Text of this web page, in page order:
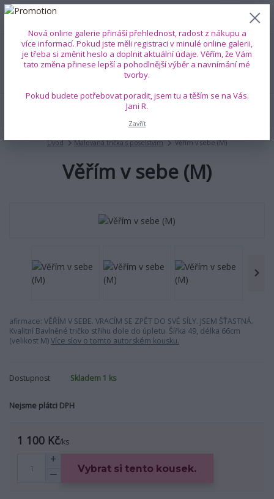
Menu
+420 739 353 708 0 ks
0 Kč
Úvod Malovaná trička s poselstvím Věřím v sebe (M)
Věřím v sebe (M)
afirmace: VĚŘÍM V SEBE. VRACÍM SE ZPĚT DO SVÉ SÍLY. JSEM ŠŤASTNÁ.
Kvalitní Bavlněné tričko střihu dole do úpletu. Šířka 49, délka 66cm
(velikost M)Více slov o tomto autorském kousku.
Dostupnost Skladem 1 ks
Nejsme plátci DPH
1 100 Kč/ks
Vybrat si tento kousek.
Nová online galerie přináší přehlednost, radost z nákupu a
více informací. Pokud jste měli registraci v minulé online galerii,
je třeba si změnit heslo a doplnit aktuální údaje. Věřím, že Vám
tato změna přinese lepší a pohodlnější výběr a navnímání mé
tvorby.
Pokud budete potřebovat poradit, jsem tu a těším se na Vás.
Jani R.
Zavřít